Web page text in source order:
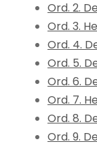
Ord. 2.
Ord. 3.
Ord. 4.
Ord. 5.
Ord. 6.
Ord. 7.
Ord. 8.
Ord. 9.